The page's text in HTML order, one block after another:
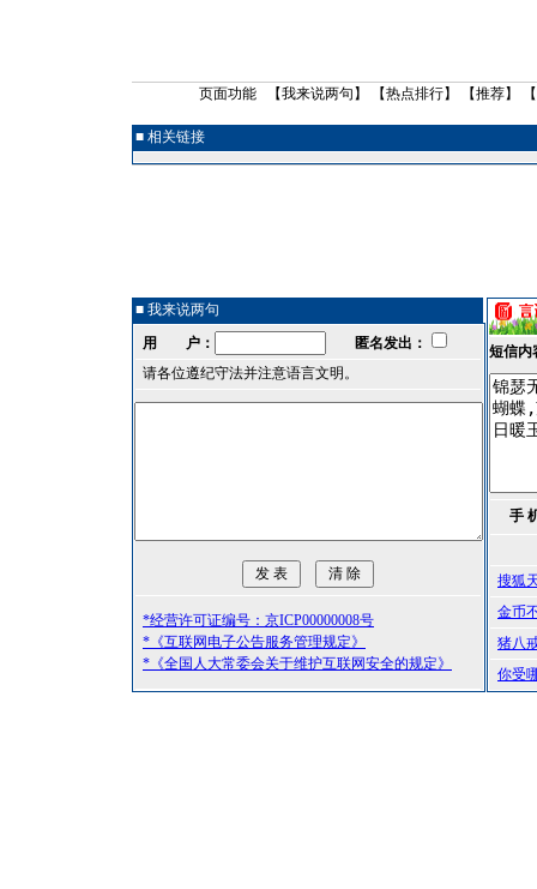
页面功能 【我来说两句 】 【热点排行】 【推荐】
■ 相关链接
■ 我来说两句
用 户：
匿名发出：
请各位遵纪守法并注意语言文明。
*经营许可证编号：京ICP00000008号
*《互联网电子公告服务管理规定》
*《全国人大常委会关于维护互联网安全的规定》
短信内
手
搜狐
金币
猪八
你受